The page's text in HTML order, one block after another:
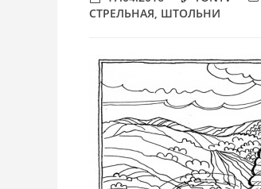
СТРЕЛЬНАЯ, ШТОЛЬНИ